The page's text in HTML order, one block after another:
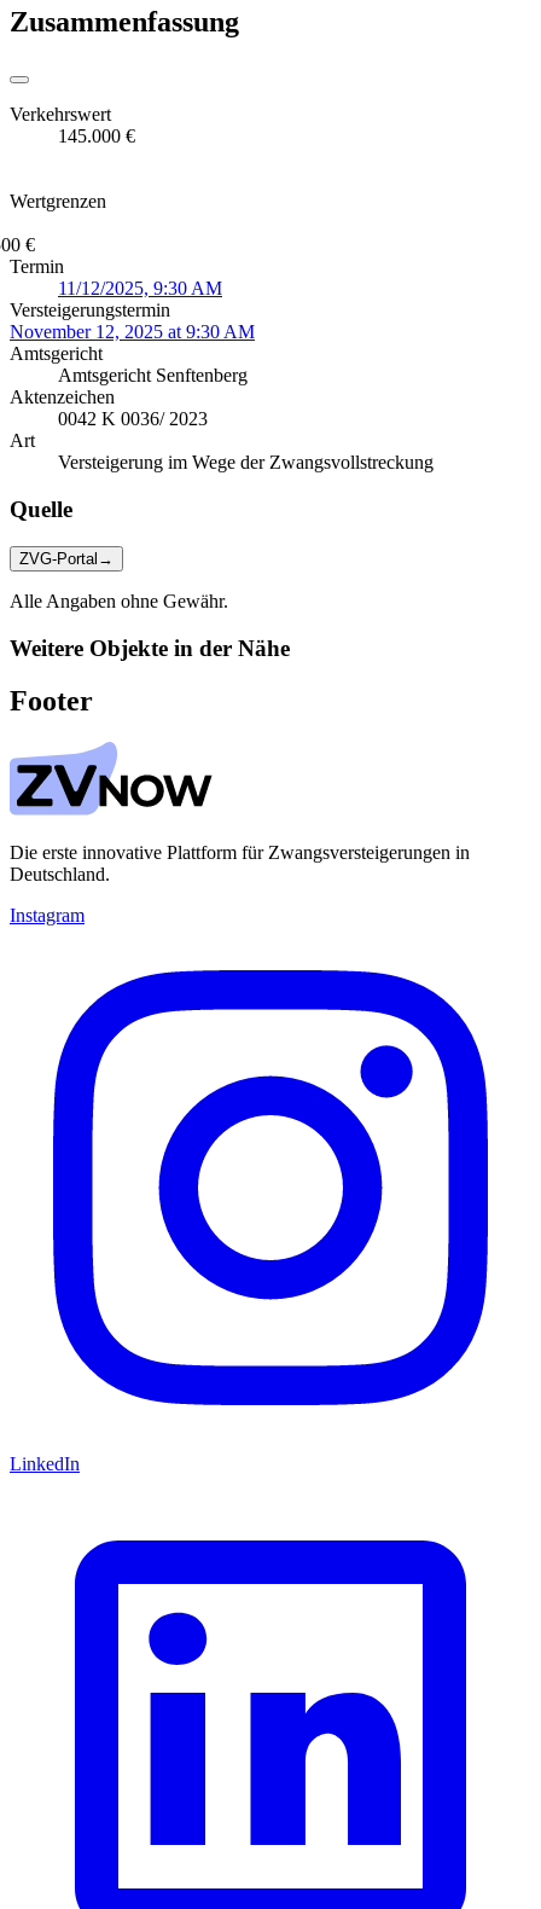
Zusammenfassung
Verkehrswert
145.000 €
Wertgrenzen
€
Termin
11/12/2025, 9:30 AM
Versteigerungstermin
November 12, 2025 at 9:30 AM
Amtsgericht
Amtsgericht Senftenberg
Aktenzeichen
0042 K 0036/ 2023
Art
Versteigerung im Wege der Zwangsvollstreckung
Quelle
ZVG-Portal →
Alle Angaben ohne Gewähr.
Weitere Objekte in der Nähe
Footer
Die erste innovative Plattform für Zwangsversteigerungen in
Deutschland.
Instagram
LinkedIn